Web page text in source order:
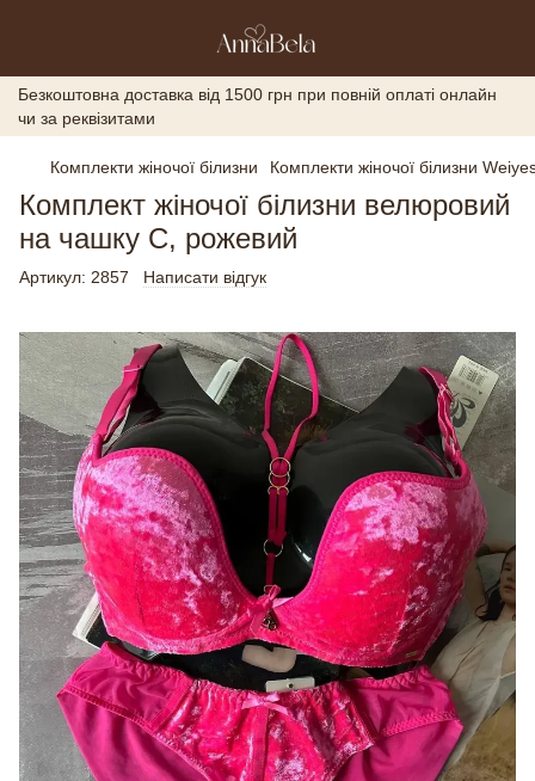
Безкоштовна доставка від 1500 грн при повній оплаті онлайн
чи за реквізитами
Комплекти жіночої білизни Комплекти жіночої білизни
Комплект жіночої білизни велюровий
на чашку С, рожевий
Артикул: 2857 Написати відгук